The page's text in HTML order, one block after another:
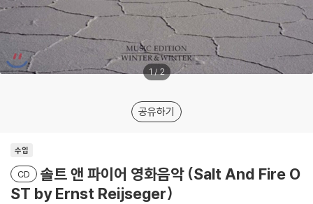
1/2
공유하기
수입
CD
솔트 앤 파이어 영화음악 (Salt And Fire O
ST by Ernst Reijseger)